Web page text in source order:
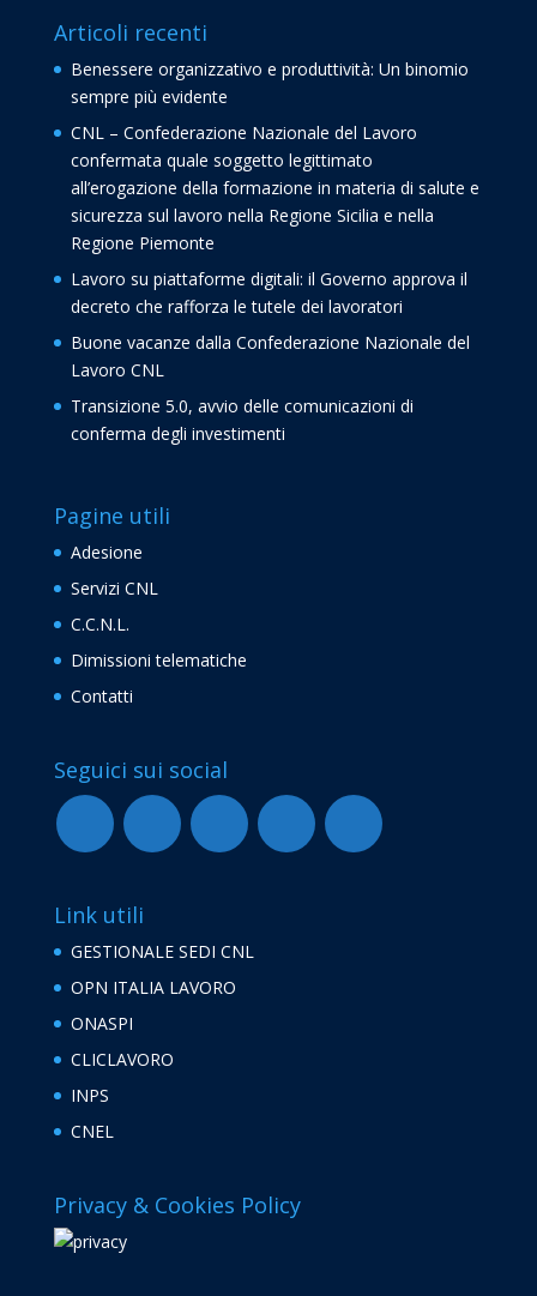
Articoli recenti
Benessere organizzativo e produttività: Un binomio
sempre più evidente
CNL – Confederazione Nazionale del Lavoro
confermata quale soggetto legittimato
all’erogazione della formazione in materia di salute e
sicurezza sul lavoro nella Regione Sicilia e nella
Regione Piemonte
Lavoro su piattaforme digitali: il Governo approva il
decreto che rafforza le tutele dei lavoratori
Buone vacanze dalla Confederazione Nazionale del
Lavoro CNL
Transizione 5.0, avvio delle comunicazioni di
conferma degli investimenti
Pagine utili
Adesione
Servizi CNL
C.C.N.L.
Dimissioni telematiche
Contatti
Seguici sui social
Link utili
GESTIONALE SEDI CNL
OPN ITALIA LAVORO
ONASPI
CLICLAVORO
INPS
CNEL
Privacy & Cookies Policy